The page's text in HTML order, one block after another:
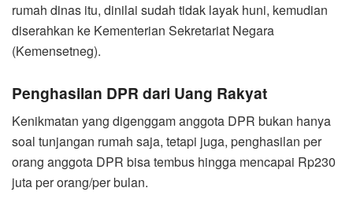
rumah dinas itu, dinilai sudah tidak layak huni, kemudian
diserahkan ke Kementerian Sekretariat Negara
(Kemensetneg).
Penghasilan DPR dari Uang Rakyat
Kenikmatan yang digenggam anggota DPR bukan hanya
soal tunjangan rumah saja, tetapi juga, penghasilan per
orang anggota DPR bisa tembus hingga mencapai Rp230
juta per orang/per bulan.